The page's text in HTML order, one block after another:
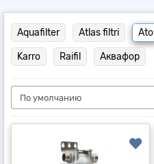
Aquafilter Atlas filtri Atoll
Karro Raifil Аквафор